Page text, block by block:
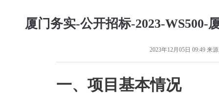
厦门务实-公开招标-2023-WS500-
2023年12月05日 09:49 来
一、项目基本情况